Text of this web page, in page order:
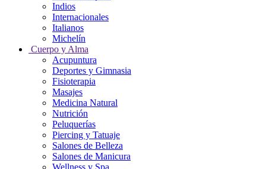
Indios
Internacionales
Italianos
Michelín
Cuerpo y Alma
Acupuntura
Deportes y Gimnasia
Fisioterapia
Masajes
Medicina Natural
Nutrición
Peluquerías
Piercing y Tatuaje
Salones de Belleza
Salones de Manicura
Wellness y Spa